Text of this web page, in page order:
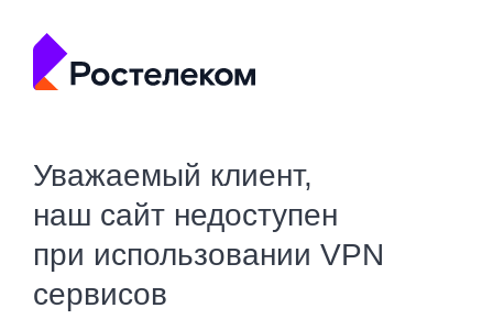
Уважаемый клиент,
наш сайт недоступен
при использовании VPN
сервисов